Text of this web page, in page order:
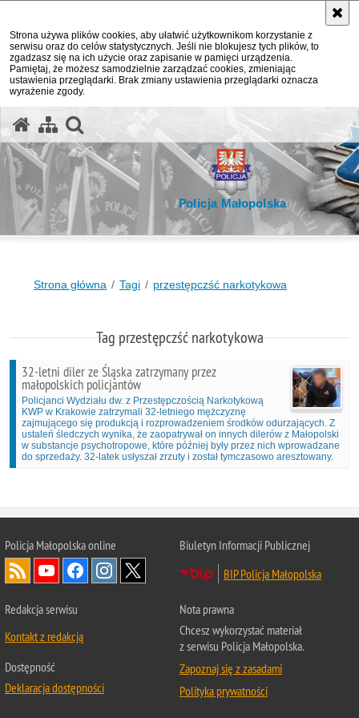
Strona używa plików cookies, aby ułatwić użytkownikom korzystanie z
serwisu oraz do celów statystycznych. Jeśli nie blokujesz tych plików, to
zgadzasz się na ich użycie oraz zapisanie w pamięci urządzenia.
Pamiętaj, że możesz samodzielnie zarządzać cookies, zmieniając
ustawienia przeglądarki. Brak zmiany ustawienia przeglądarki oznacza
wyrażenie zgody.
Policja Małopolska
Strona główna Tagi przestępczść narkotykowa
Tag przestępczść narkotykowa
32-letni diler ze Śląska zatrzymany przez
małopolskich policjantów
Policjanci Wydziału dw. z Przestępczością Narkotykową
KWP w Krakowie zatrzymali 32-letniego mężczyznę
zajmującego się produkcją i rozprowadzeniem środków odurzających. Z
ustaleń śledczych wynika, że zaopatrywał on innych dilerów z Małopolski
w substancje psychotropowe, które później były przez nich wprowadzane
do sprzedaży. 32-latek usłyszał zrzuty i został tymczasowo aresztowany.
Policja Małopolska online
Biuletyn Informacji Publicznej
BIP Policja Małopolska
Redakcja serwisu
Kontakt z redakcją
Dostępność
Deklaracja dostępności
Nota prawna
Chcesz wykorzystać materiał
z serwisu Policja Małopolska.
Zapoznaj się z zasadami
Polityka prywatności